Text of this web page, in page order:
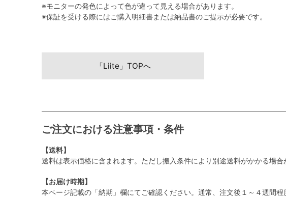
※モニターの発色によって色が違って見える場合があります。
※保証を受ける際にはご購入明細書または納品書のご提示が必要です。
「Liite」TOPへ
ご注文における注意事項・条件
【送料】
送料は表示価格に含まれます。ただし搬入条件により別途送料がかかる場
【お届け時期】
本ページ記載の「納期」欄にてご確認ください。通常、注文後１～４週間